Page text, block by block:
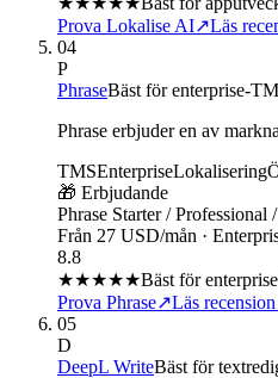
Prova Lokalise AI↗Läs
04
P
PhraseBäst för enterprise-
Phrase erbjuder en av
TMSEnterpriseLokalisering
🎁 Erbjudande
Phrase Starter / Professional
Från 27 USD/mån ·
8.8
★★★★★Bäst för
Prova Phrase↗Läs recension
05
D
DeepL WriteBäst för